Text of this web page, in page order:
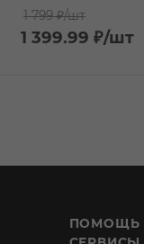
1 799 ₽/шт
1 399.99 ₽/шт
ПОМОЩЬ